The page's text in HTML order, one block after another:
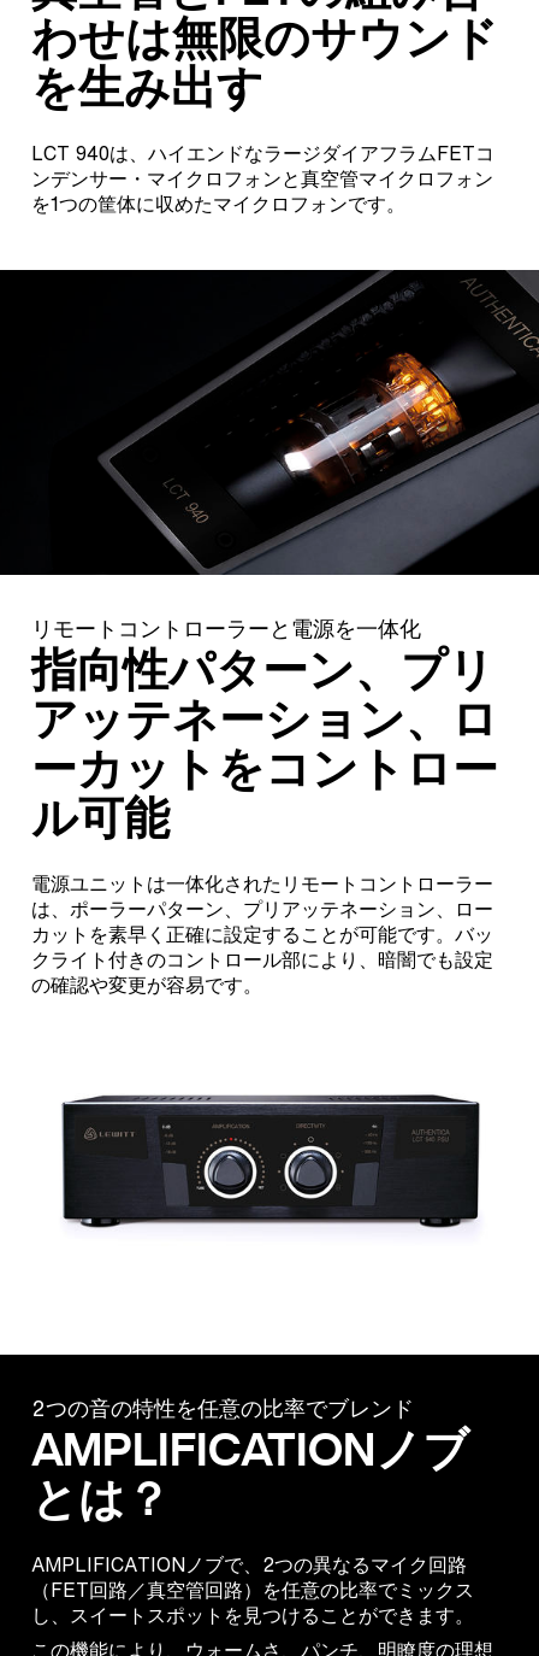
わせは無限のサウンド
を生み出す
LCT 940は、ハイエンドなラージダイアフラムFETコ
ンデンサー・マイクロフォンと真空管マイクロフォン
を1つの筐体に収めたマイクロフォンです。
リモートコントローラーと電源を一体化
指向性パターン、プリ
アッテネーション、ロ
ーカットをコントロー
ル可能
電源ユニットは一体化されたリモートコントローラー
は、ポーラーパターン、プリアッテネーション、ロー
カットを素早く正確に設定することが可能です。バッ
クライト付きのコントロール部により、暗闇でも設定
の確認や変更が容易です。
2つの音の特性を任意の比率でブレンド
AMPLIFICATIONノブ
とは？
AMPLIFICATIONノブで、2つの異なるマイク回路
（FET回路／真空管回路）を任意の比率でミックス
し、スイートスポットを見つけることができます。
この機能により、ウォームさ、パンチ、明瞭度の理想